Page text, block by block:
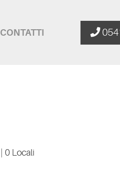
CONTATTI
0 Locali